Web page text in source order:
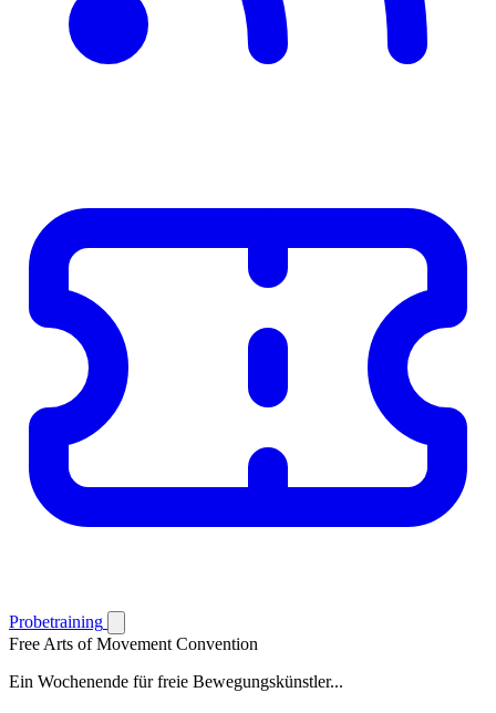
Probetraining
Free Arts of Movement Convention
Ein Wochenende für freie Bewegungskünstler...